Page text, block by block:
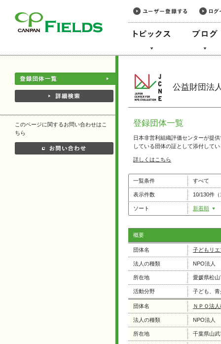
公益財団法
このページに関するお問い合わせはこ
ちら
登録団体一覧
日本非営利組織評価センターが提
している団体の証として添付して
詳しくはこちら
一覧条件 すべて
表示件数 10/130件
ソート 新着順
概要
団体名 子どもリ
法人の種類 NPO法人
所在地 愛媛県松山
活動分野 子ども、
団体名 ＮＰＯ法
法人の種類 NPO法人
所在地 千葉県山武